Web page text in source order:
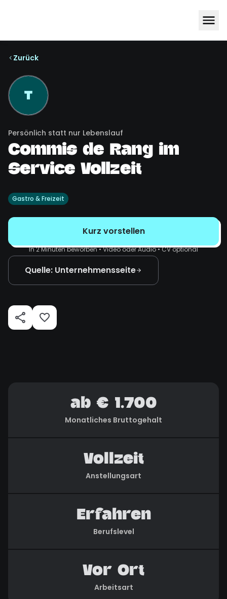
Zurück
T
Persönlich statt nur Lebenslauf
Commis de Rang im
Service Vollzeit
Gastro & Freizeit
Kurz vorstellen
In 2 Minuten beworben • Video oder Audio • CV optional
Quelle: Unternehmensseite
ab € 1.700
Monatliches Bruttogehalt
Vollzeit
Anstellungsart
Erfahren
Berufslevel
Vor Ort
Arbeitsart